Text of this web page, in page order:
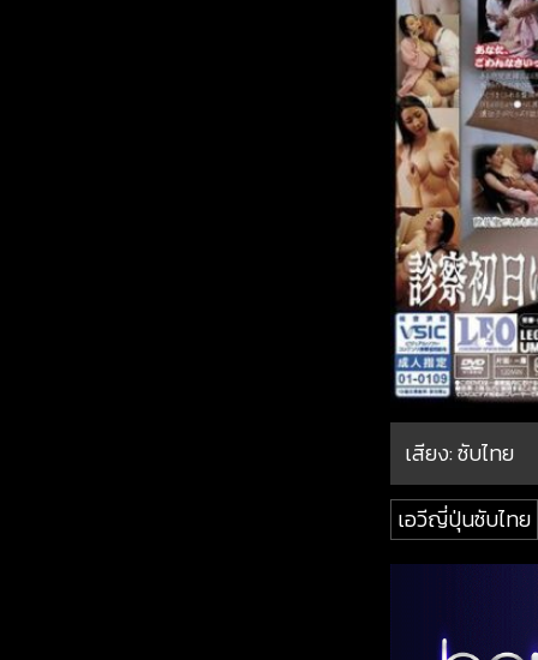
เสียง: ซับไทย
เอวีญี่ปุ่นซับไทย